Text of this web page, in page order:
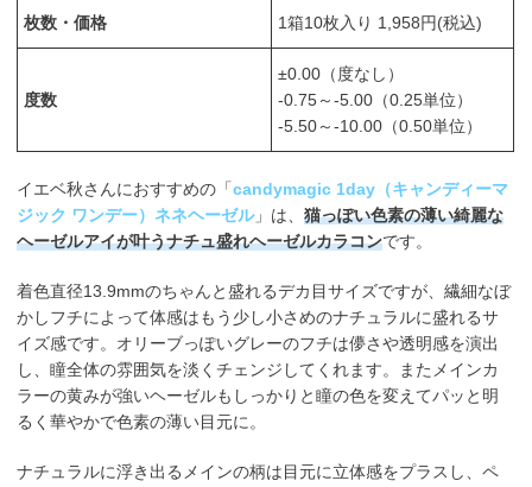
枚数・価格 1箱10枚入り 1,958円(税込)
度数
±0.00（度なし）
-0.75～-5.00（0.25単位）
-5.50～-10.00（0.50単位）
イエベ秋さんにおすすめの「candymagic 1day（キャンディーマ
ジック ワンデー）ネネヘーゼル」は、猫っぽい色素の薄い綺麗な
ヘーゼルアイが叶うナチュ盛れヘーゼルカラコンです。
着色直径13.9mmのちゃんと盛れるデカ目サイズですが、繊細なぼ
かしフチによって体感はもう少し小さめのナチュラルに盛れるサ
イズ感です。オリーブっぽいグレーのフチは儚さや透明感を演出
し、瞳全体の雰囲気を淡くチェンジしてくれます。またメインカ
ラーの黄みが強いヘーゼルもしっかりと瞳の色を変えてパッと明
るく華やかで色素の薄い目元に。
ナチュラルに浮き出るメインの柄は目元に立体感をプラスし、ペ